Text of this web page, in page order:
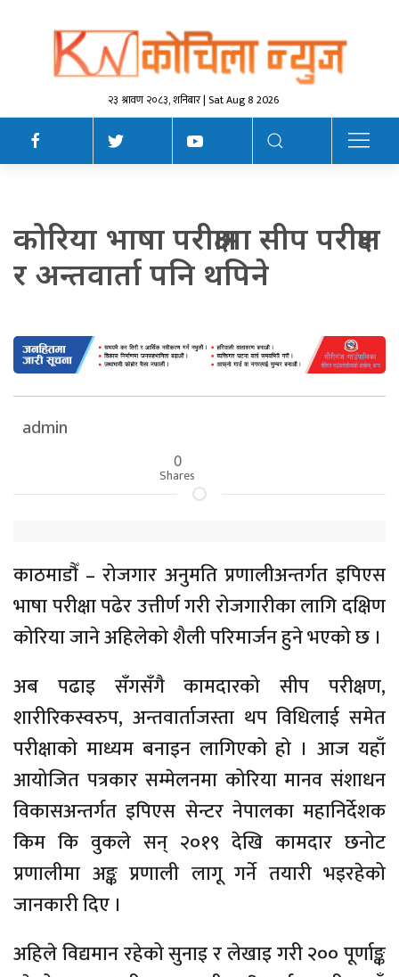
२३ श्रावण २०८३, शनिबार | Sat Aug 8 2026
कोरिया भाषा परीक्षामा सीप परीक्षण
र अन्तवार्ता पनि थपिने
admin
0
Shares
काठमाडौँ – रोजगार अनुमति प्रणालीअन्तर्गत इपिएस
भाषा परीक्षा पढेर उत्तीर्ण गरी रोजगारीका लागि दक्षिण
कोरिया जाने अहिलेको शैली परिमार्जन हुने भएको छ ।
अब पढाइ सँगसँगै कामदारको सीप परीक्षण,
शारीरिकस्वरुप, अन्तवार्ताजस्ता थप विधिलाई समेत
परीक्षाको माध्यम बनाइन लागिएको हो । आज यहाँ
आयोजित पत्रकार सम्मेलनमा कोरिया मानव संशाधन
विकासअन्तर्गत इपिएस सेन्टर नेपालका महानिर्देशक
किम कि वुकले सन् २०१९ देखि कामदार छनोट
प्रणालीमा अङ्क प्रणाली लागू गर्ने तयारी भइरहेको
जानकारी दिए ।
अहिले विद्यमान रहेको सुनाइ र लेखाइ गरी २०० पूर्णाङ्क